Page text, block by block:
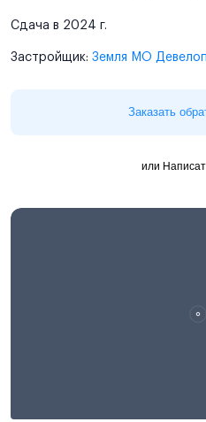
Сдача в 2024 г.
Застройщик: Земля МО
Заказать
или